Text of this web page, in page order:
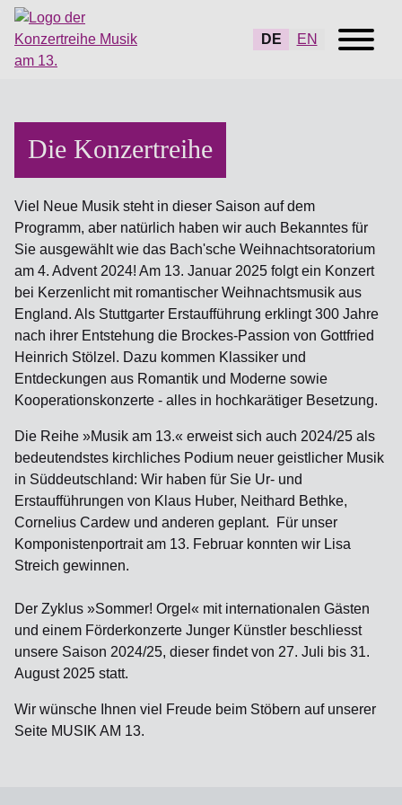
DE EN
Die Konzertreihe
Viel Neue Musik steht in dieser Saison auf dem
Programm, aber natürlich haben wir auch Bekanntes für
Sie ausgewählt wie das Bach'sche Weihnachtsoratorium
am 4. Advent 2024! Am 13. Januar 2025 folgt ein Konzert
bei Kerzenlicht mit romantischer Weihnachtsmusik aus
England. Als Stuttgarter Erstaufführung erklingt 300 Jahre
nach ihrer Entstehung die Brockes-Passion von Gottfried
Heinrich Stölzel. Dazu kommen Klassiker und
Entdeckungen aus Romantik und Moderne sowie
Kooperationskonzerte - alles in hochkarätiger Besetzung.
Die Reihe »Musik am 13.« erweist sich auch 2024/25 als
bedeutendstes kirchliches Podium neuer geistlicher Musik
in Süddeutschland: Wir haben für Sie Ur- und
Erstaufführungen von Klaus Huber, Neithard Bethke,
Cornelius Cardew und anderen geplant. Für unser
Komponistenportrait am 13. Februar konnten wir Lisa
Streich gewinnen.
Der Zyklus »Sommer! Orgel« mit internationalen Gästen
und einem Förderkonzerte Junger Künstler beschliesst
unsere Saison 2024/25, dieser findet von 27. Juli bis 31.
August 2025 statt.
Wir wünsche Ihnen viel Freude beim Stöbern auf unserer
Seite MUSIK AM 13.